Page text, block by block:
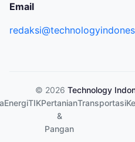
Email
© 2026 Technology
EnergiTIKPertanian
&
Pangan
Transportasi